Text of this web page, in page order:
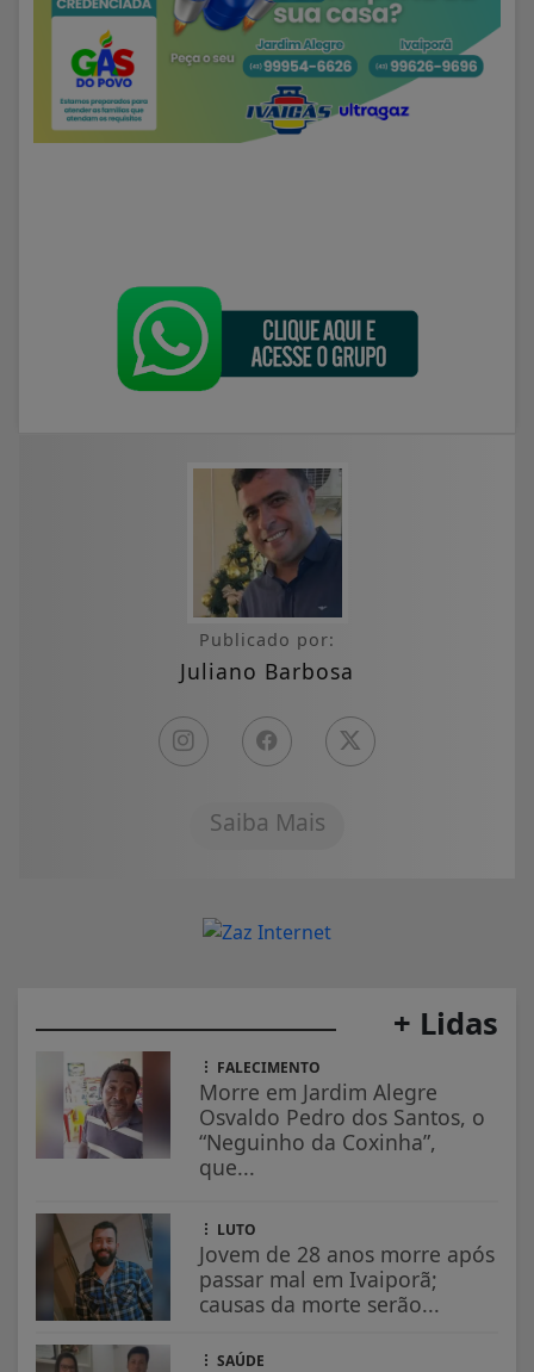
Publicado por:
Juliano Barbosa
Saiba Mais
+ Lidas
FALECIMENTO
Morre em Jardim Alegre
Osvaldo Pedro dos Santos, o
“Neguinho da Coxinha”,
que...
LUTO
Jovem de 28 anos morre após
passar mal em Ivaiporã;
causas da morte serão...
SAÚDE